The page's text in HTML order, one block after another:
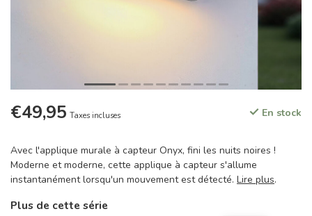
€49,95 Taxes incluses En stock
Avec l'applique murale à capteur Onyx, fini les nuits noires !
Moderne et moderne, cette applique à capteur s'allume
instantanément lorsqu'un mouvement est détecté. Lire plus.
Plus de cette série